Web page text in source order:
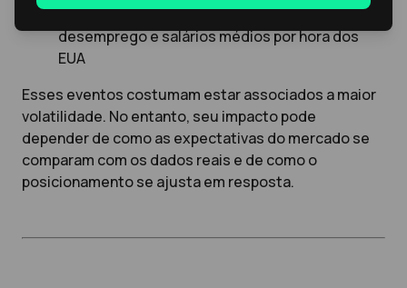
Sexta-feira: Non-Farm Payrolls (NFP), taxa de
desemprego e salários médios por hora dos
EUA
Esses eventos costumam estar associados a maior
volatilidade. No entanto, seu impacto pode
depender de como as expectativas do mercado se
comparam com os dados reais e de como o
posicionamento se ajusta em resposta.